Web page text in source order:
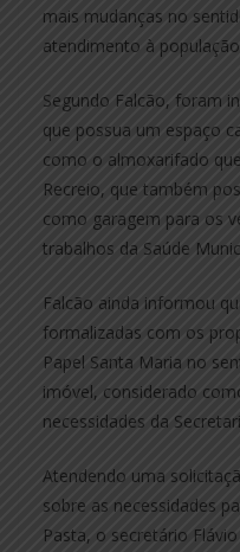
mais mudanças no
atendimento à
Segundo Falcão, foram
que possua um espaço
como o almoxarifado
Recreio, que também
como garagem para os
trabalhos da Saúde
Falcão ainda informou
formalizadas com os
Papel Santa Maria no
imóvel, considerado
necessidades da
Atendendo uma
sobre as necessidades
Pasta, o secretário